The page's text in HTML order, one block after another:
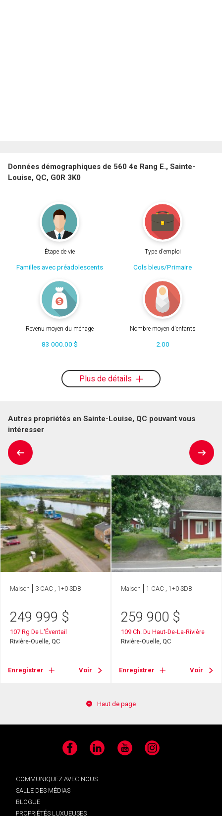
Données démographiques de 560 4e Rang E., Sainte-
Louise, QC, G0R 3K0
Étape de vie
Familles avec préadolescents
Type d'emploi
Cols bleus/Primaire
Revenu moyen du ménage
83 000.00 $
Nombre moyen d'enfants
2.00
Plus de détails
Autres propriétés en Sainte-Louise, QC pouvant vous
intéresser
Maison 3 CAC , 1+0 SDB
249 999 $
107 Rg De L'Éventail
Rivière-Ouelle, QC
Enregistrer Voir
Maison 1 CAC , 1+0 SDB
259 900 $
109 Ch. Du Haut-De-La-Rivière
Rivière-Ouelle, QC
Enregistrer Voir
Haut de page
Facebook LinkedIn YouTube Instagram
COMMUNIQUEZ AVEC NOUS
SALLE DES MÉDIAS
BLOGUE
PROPRIÉTÉS LUXUEUSES